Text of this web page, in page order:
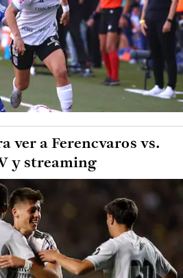
ver a Ferencvaros vs.
y streaming